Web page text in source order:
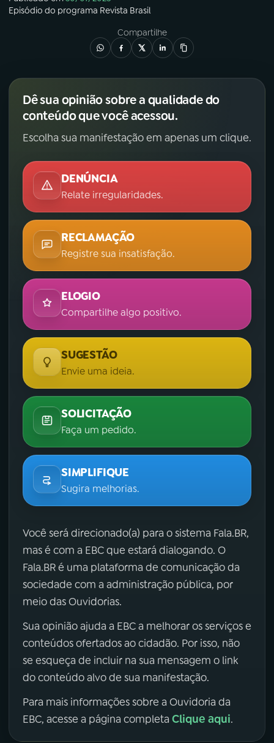
Episódio do programa Revista Brasil
Compartilhe
Dê sua opinião sobre a qualidade do
conteúdo que você acessou.
Escolha sua manifestação em apenas um clique.
DENÚNCIA
Relate irregularidades.
RECLAMAÇÃO
Registre sua insatisfação.
ELOGIO
Compartilhe algo positivo.
SUGESTÃO
Envie uma ideia.
SOLICITAÇÃO
Faça um pedido.
SIMPLIFIQUE
Sugira melhorias.
Você será direcionado(a) para o sistema Fala.BR,
mas é com a EBC que estará dialogando. O
Fala.BR é uma plataforma de comunicação da
sociedade com a administração pública, por
meio das Ouvidorias.
Sua opinião ajuda a EBC a melhorar os serviços e
conteúdos ofertados ao cidadão. Por isso, não
se esqueça de incluir na sua mensagem o link
do conteúdo alvo de sua manifestação.
Para mais informações sobre a Ouvidoria da
EBC, acesse a página completa Clique aqui.